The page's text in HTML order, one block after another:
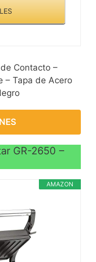
Contacto –
– Tapa de Acero
GR-2650 –
AMAZON